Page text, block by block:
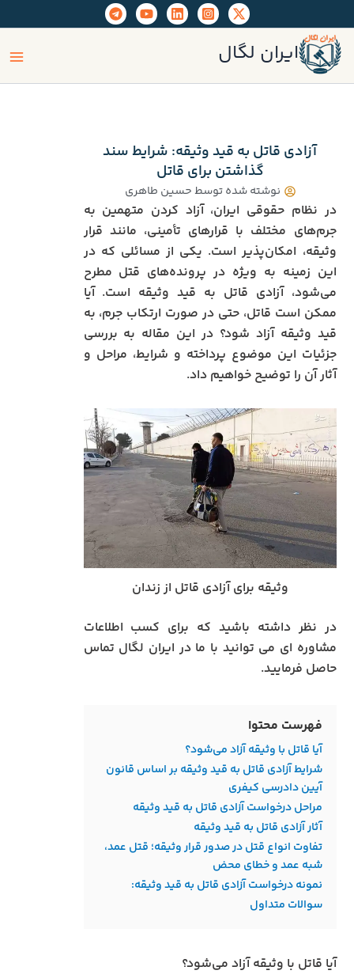
به
محتوا
ایران لگال
آزادی قاتل به قید وثیقه: شرایط سند
گذاشتن برای قاتل
نوشته شده توسطحسین طاهری
در نظام حقوقی ایران، آزاد کردن متهمین به
جرم‌های مختلف با قرارهای تأمینی، مانند قرار
وثیقه، امکان‌پذیر است. یکی از مسائلی که در
این زمینه به ویژه در پرونده‌های قتل مطرح
می‌شود، آزادی قاتل به قید وثیقه است. آیا
ممکن است قاتل، حتی در صورت ارتکاب جرم، به
قید وثیقه آزاد شود؟ در این مقاله به بررسی
جزئیات این موضوع پرداخته و شرایط، مراحل و
آثار آن را توضیح خواهیم داد.
وثیقه برای آزادی قاتل از زندان
در نظر داشته باشید که برای کسب اطلاعات
مشاوره ای می توانید با ما در ایران لگال تماس
حاصل فرمایید.
فهرست محتوا
آیا قاتل با وثیقه آزاد می‌شود؟
شرایط آزادی قاتل به قید وثیقه بر اساس قانون
آیین دادرسی کیفری
مراحل درخواست آزادی قاتل به قید وثیقه
آثار آزادی قاتل به قید وثیقه
تفاوت‌ انواع قتل در صدور قرار وثیقه؛ قتل عمد،
شبه عمد و خطای محض
نمونه درخواست آزادی قاتل به قید وثیقه:
سوالات متداول
آیا قاتل با وثیقه آزاد می‌شود؟